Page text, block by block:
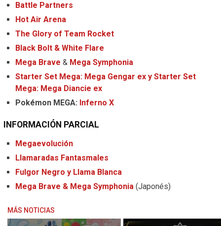
Battle Partners
Hot Air Arena
The Glory of Team Rocket
Black Bolt & White Flare
Mega Brave & Mega Symphonia
Starter Set Mega: Mega Gengar ex y Starter Set
Mega: Mega Diancie ex
Pokémon MEGA: Inferno X
INFORMACIÓN PARCIAL
Megaevolución
Llamaradas Fantasmales
Fulgor Negro y Llama Blanca
Mega Brave & Mega Symphonia (Japonés)
MÁS NOTICIAS